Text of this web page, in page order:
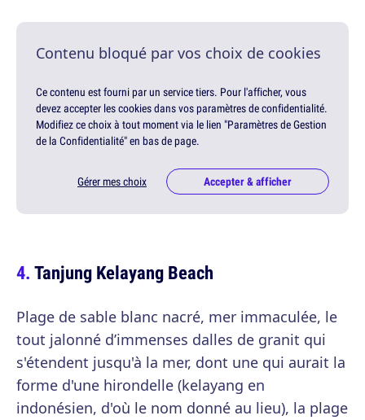
Contenu bloqué par vos choix de cookies
Ce contenu est fourni par un service tiers. Pour l'afficher, vous
devez accepter les cookies dans vos paramètres de confidentialité.
Modifiez ce choix à tout moment via le lien "Paramètres de Gestion
de la Confidentialité" en bas de page.
Gérer mes choix Accepter & afficher
Tanjung Kelayang Beach
Plage de sable blanc nacré, mer immaculée, le
tout jalonné d’immenses dalles de granit qui
s'étendent jusqu'à la mer, dont une qui aurait la
forme d'une hirondelle (kelayang en
indonésien, d'où le nom donné au lieu), la plage